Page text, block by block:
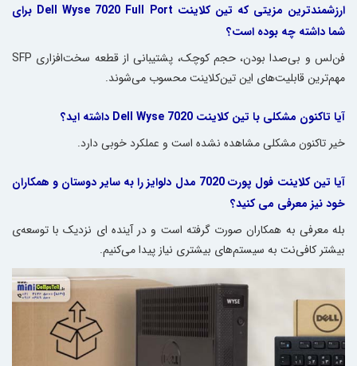
ارزشمندترین مزیتی که تین کلاینت Dell Wyse 7020 Full Port برای
شما داشته چه بوده است؟
فن‌لس و بی‌صدا بودن، حجم کوچک، پشتیبانی از قطعه سخت‌افزاری SFP
مهم‌ترین قابلیت‌های این تین‌کلاینت محسوب می‌شوند.
آیا تاکنون مشکلی با تین کلاینت Dell Wyse 7020 داشته اید؟
خیر تاکنون مشکلی مشاهده نشده است و عملکرد خوبی دارد.
آیا تین کلاینت فول پورت 7020 مدل دلوایز را به سایر دوستان و همکاران
خود نیز معرفی می کنید؟
بله معرفی به همکاران صورت گرفته‌ است و در آینده ای نزدیک با توسعه‌ی
بیشتر کافی‌نت به سیستم‌های بیشتری نیاز پیدا می‌کنیم.